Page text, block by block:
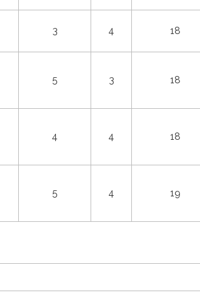
3 4 18
5 3 18
4 4 18
5 4 19